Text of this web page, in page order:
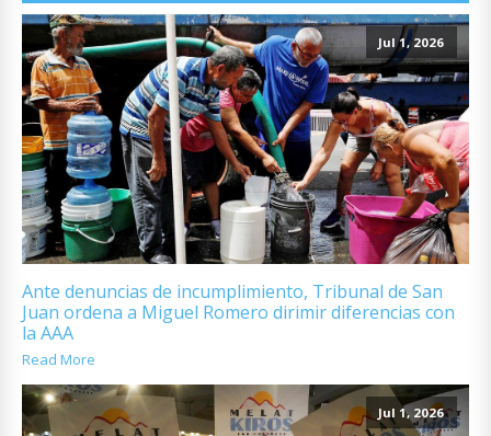
Jul 1, 2026
Ante denuncias de incumplimiento, Tribunal de San
Juan ordena a Miguel Romero dirimir diferencias con
la AAA
Read More
Jul 1, 2026